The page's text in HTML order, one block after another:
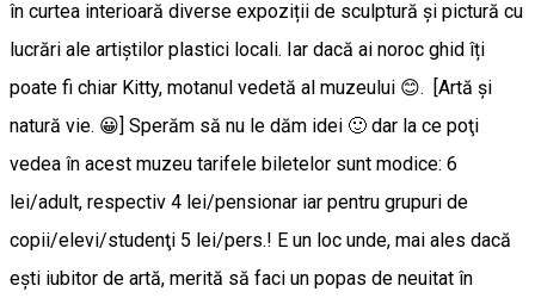
în curtea interioară diverse expoziții de sculptură și pictură cu
lucrări ale artiştilor plastici locali. Iar dacă ai noroc ghid îți
poate fi chiar Kitty, motanul vedetă al muzeului 😊. [Artă şi
natură vie. 😀] Sperăm să nu le dăm idei 🙂 dar la ce poţi
vedea în acest muzeu tarifele biletelor sunt modice: 6
lei/adult, respectiv 4 lei/pensionar iar pentru grupuri de
copii/elevi/studenţi 5 lei/pers.! E un loc unde, mai ales dacă
eşti iubitor de artă, merită să faci un popas de neuitat în